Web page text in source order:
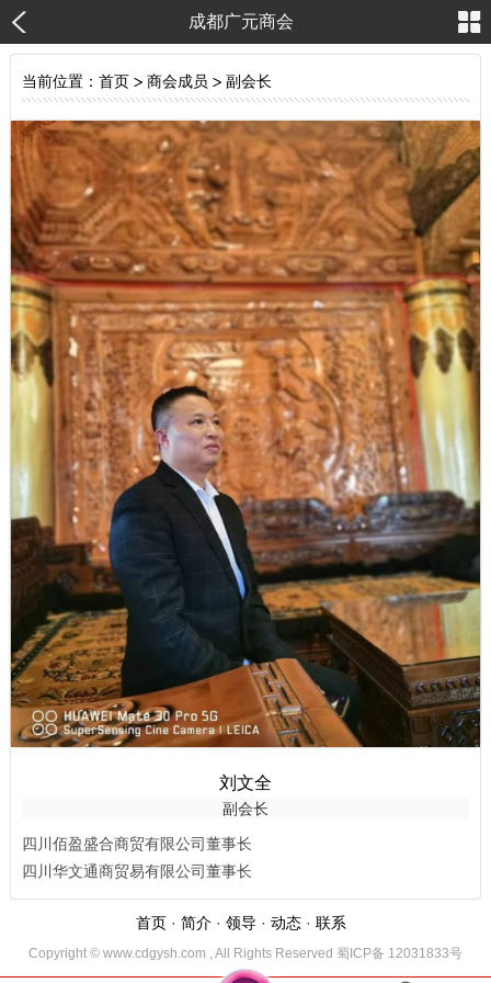
成都广元商会
当前位置： 首页 > 商会成员 > 副会长
刘文全
副会长
四川佰盈盛合商贸有限公司董事长
四川华文通商贸易有限公司董事长
首页 · 简介 · 领导 · 动态 · 联系
Copyright © www.cdgysh.com , All Rights Reserved 蜀ICP备 12031833号